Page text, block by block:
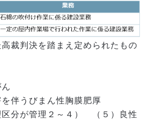
裁判決を踏まえ定められたもの
伴うびまん性胸膜肥厚
分が管理２～４） （５）良性